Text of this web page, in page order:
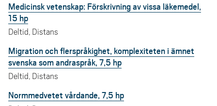
Medicinsk vetenskap: Förskrivning av vissa läkemedel,
15 hp
Deltid, Distans
Migration och flerspråkighet, komplexiteten i ämnet
svenska som andraspråk, 7,5 hp
Deltid, Distans
Normmedvetet vårdande, 7,5 hp